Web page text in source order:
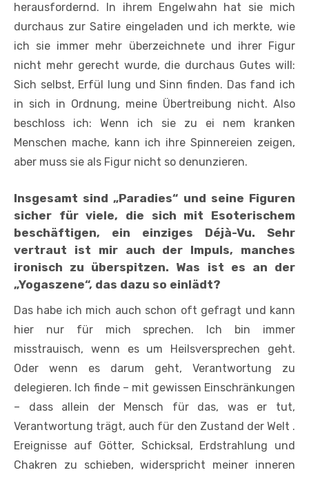
herausfordernd. In ihrem Engelwahn hat sie mich
durchaus zur Satire eingeladen und ich merkte, wie
ich sie immer mehr überzeichnete und ihrer Figur
nicht mehr gerecht wurde, die durchaus Gutes will:
Sich selbst, Erfül­ lung und Sinn finden. Das fand ich
in sich in Ordnung, meine Übertreibung nicht. Also
beschloss ich: Wenn ich sie zu ei­ nem kranken
Menschen mache, kann ich ihre Spinnereien zeigen,
aber muss sie als Figur nicht so denunzieren.
Insgesamt sind „Paradies“ und seine Figuren
sicher für viele, die sich mit Esoterischem
beschäftigen, ein einziges Déjà-Vu. Sehr
vertraut ist mir auch der Impuls, manches
ironisch zu überspitzen. Was ist es an der
„Yogaszene“, das dazu so einlädt?
Das habe ich mich auch schon oft gefragt und kann
hier nur für mich sprechen. Ich bin immer
misstrauisch, wenn es um Heilsversprechen geht.
Oder wenn es darum geht, Verantwortung zu
delegieren. Ich finde – mit gewissen Einschränkungen
– dass allein der Mensch für das, was er tut,
Verantwortung trägt, auch für den Zu­stand der Welt .
Ereignisse auf Götter, Schicksal, Erdstrahlung und
Chakren zu schieben, widerspricht meiner in­neren